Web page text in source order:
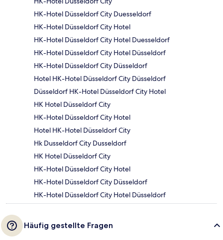
HK-Hotel Düsseldorf City Duesseldorf
HK-Hotel Düsseldorf City Hotel
HK-Hotel Düsseldorf City Hotel Duesseldorf
HK-Hotel Düsseldorf City Hotel Düsseldorf
HK-Hotel Düsseldorf City Düsseldorf
Hotel HK-Hotel Düsseldorf City Düsseldorf
Düsseldorf HK-Hotel Düsseldorf City Hotel
HK Hotel Düsseldorf City
HK-Hotel Düsseldorf City Hotel
Hotel HK-Hotel Düsseldorf City
Hk Dusseldorf City Dusseldorf
HK Hotel Düsseldorf City
HK-Hotel Düsseldorf City Hotel
HK-Hotel Düsseldorf City Düsseldorf
HK-Hotel Düsseldorf City Hotel Düsseldorf
Häufig gestellte Fragen